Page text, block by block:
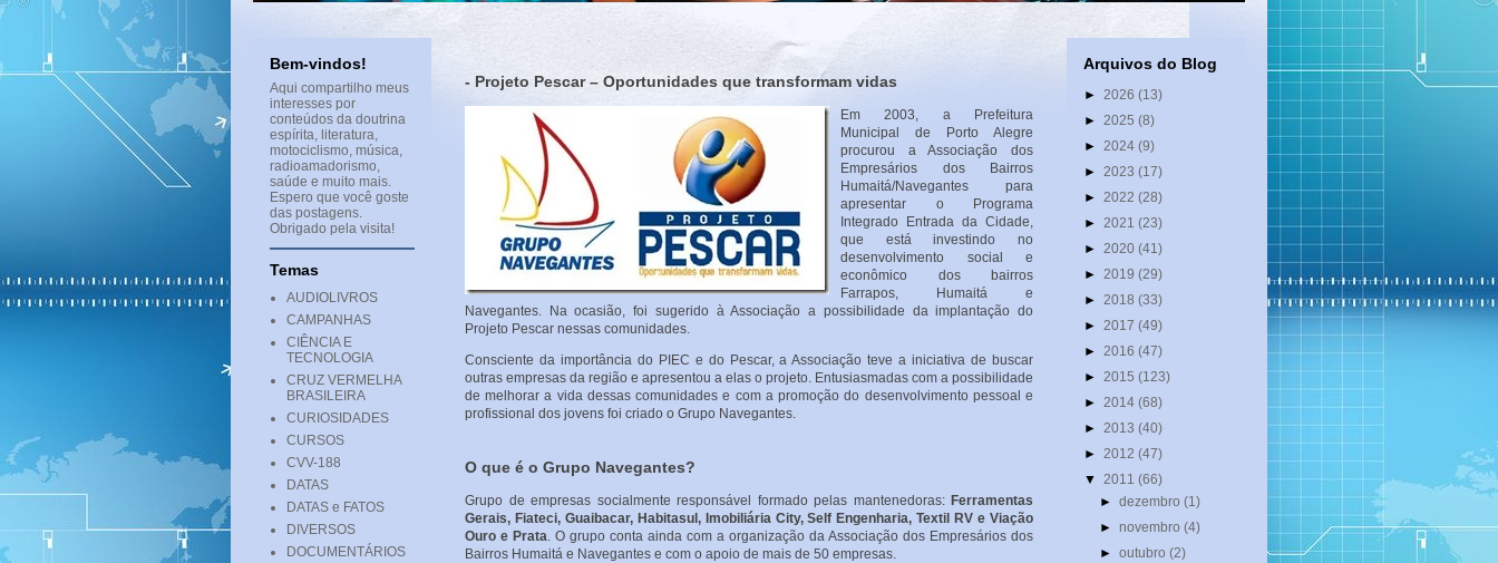
- Projeto Pescar – Oportunidades que transformam vidas
Em 2003, a Prefeitura
Municipal de Porto Alegre
procurou a Associação dos
Empresários dos Bairros
Humaitá/Navegantes para
apresentar o Programa
Integrado Entrada da Cidade,
que está investindo no
desenvolvimento social e
econômico dos bairros
Farrapos, Humaitá e
Navegantes. Na ocasião, foi sugerido à Associação a possibilidade da implantação do
Projeto Pescar nessas comunidades.
Consciente da importância do PIEC e do Pescar, a Associação teve a iniciativa de buscar
outras empresas da região e apresentou a elas o projeto. Entusiasmadas com a possibilidade
de melhorar a vida dessas comunidades e com a promoção do desenvolvimento pessoal e
profissional dos jovens foi criado o Grupo Navegantes.
O que é o Grupo Navegantes?
Grupo de empresas socialmente responsável formado pelas mantenedoras: Ferramentas
Gerais, Fiateci, Guaibacar, Habitasul, Imobiliária City, Self Engenharia, Textil RV e Viação
Ouro e Prata. O grupo conta ainda com a organização da Associação dos Empresários dos
Bairros Humaitá e Navegantes e com o apoio de mais de 50 empresas.
Bem-vindos!
Aqui compartilho meus
interesses por
conteúdos da doutrina
espírita, literatura,
motociclismo, música,
radioamadorismo,
saúde e muito mais.
Espero que você goste
das postagens.
Obrigado pela visita!
Temas
AUDIOLIVROS
CAMPANHAS
CIÊNCIA E
TECNOLOGIA
CRUZ VERMELHA
BRASILEIRA
CURIOSIDADES
CURSOS
CVV-188
DATAS
DATAS e FATOS
DIVERSOS
DOCUMENTÁRIOS
Arquivos do Blog
► 2026 (13)
► 2025 (8)
► 2024 (9)
► 2023 (17)
► 2022 (28)
► 2021 (23)
► 2020 (41)
► 2019 (29)
► 2018 (33)
► 2017 (49)
► 2016 (47)
► 2015 (123)
► 2014 (68)
► 2013 (40)
► 2012 (47)
▼ 2011 (66)
►dezembro(1)
►novembro(4)
►outubro(2)